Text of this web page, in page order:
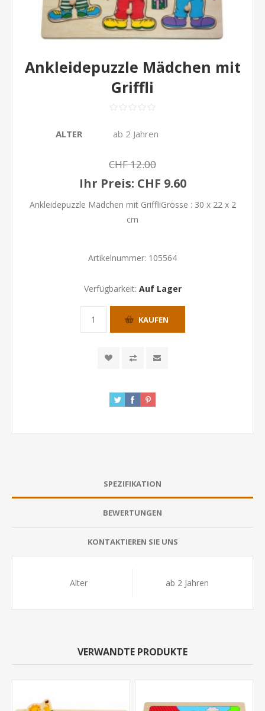
Ankleidepuzzle Mädchen mit
Griffli
ALTER ab 2 Jahren
CHF 12.00
Ihr Preis: CHF 9.60
Ankleidepuzzle Mädchen mit GriffliGrösse : 30 x 22 x 2
cm
Artikelnummer: 105564
Verfügbarkeit: Auf Lager
KAUFEN
SPEZIFIKATION
BEWERTUNGEN
KONTAKTIEREN SIE UNS
Alter ab 2 Jahren
VERWANDTE PRODUKTE